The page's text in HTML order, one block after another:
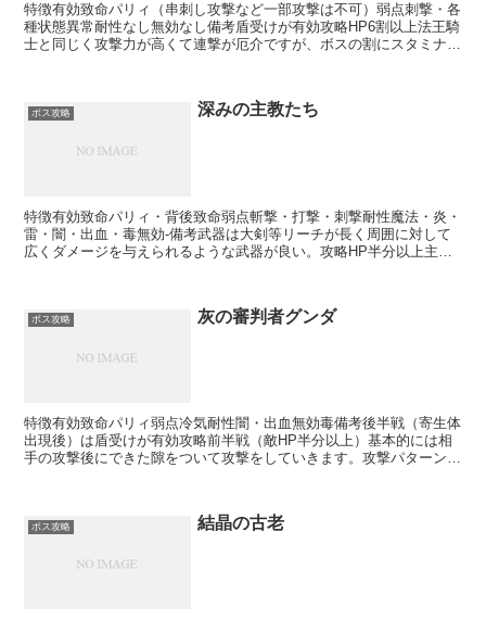
特徴有効致命パリィ（串刺し攻撃など一部攻撃は不可）弱点刺撃・各
種状態異常耐性なし無効なし備考盾受けが有効攻略HP6割以上法王騎
士と同じく攻撃力が高くて連撃が厄介ですが、ボスの割にスタミナの
ボス攻略 深みの主教たち
特徴有効致命パリィ・背後致命弱点斬撃・打撃・刺撃耐性魔法・炎・
雷・闇・出血・毒無効-備考武器は大剣等リーチが長く周囲に対して
広くダメージを与えられるような武器が良い。攻略HP半分以上主教
ボス攻略 灰の審判者グンダ
特徴有効致命パリィ弱点冷気耐性闇・出血無効毒備考後半戦（寄生体
出現後）は盾受けが有効攻略前半戦（敵HP半分以上）基本的には相
手の攻撃後にできた隙をついて攻撃をしていきます。攻撃パターンは
ボス攻略 結晶の古老